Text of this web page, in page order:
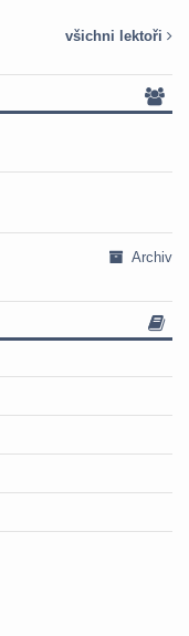
všichni lektoři
Archiv